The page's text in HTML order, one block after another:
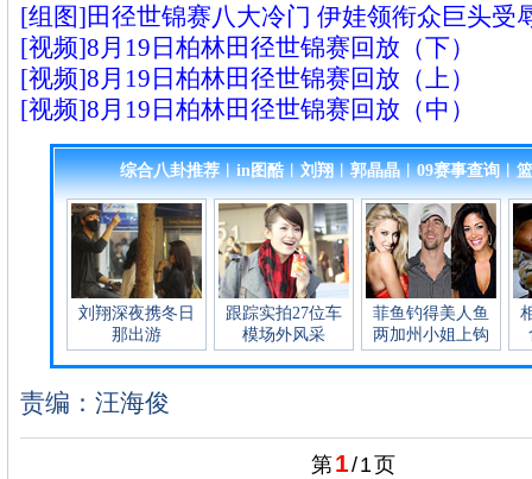
[组图]田径世锦赛八大冷门 伊娃领衔众巨头受
[视频]8月19日柏林田径世锦赛回放（下）
[视频]8月19日柏林田径世锦赛回放（上）
[视频]8月19日柏林田径世锦赛回放（中）
责编：汪海俊
第1/1页